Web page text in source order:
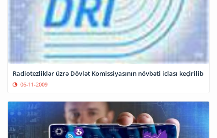
Radiotezliklər üzrə Dövlət Komissiyasının növbəti iclası keçirilib
06-11-2009